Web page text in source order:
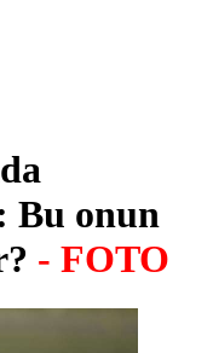
Bu onun
- FOTO